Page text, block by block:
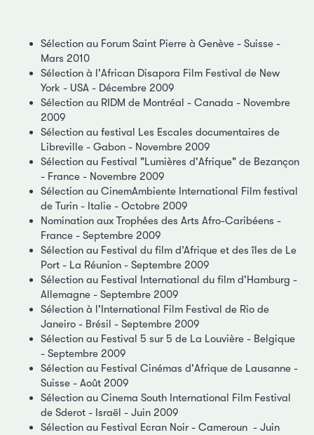
Sélection au Forum Saint Pierre à Genève - Suisse -
Mars 2010
Sélection à l'African Disapora Film Festival de New
York - USA - Décembre 2009
Sélection au RIDM de Montréal - Canada - Novembre
2009
Sélection au festival Les Escales documentaires de
Libreville - Gabon - Novembre 2009
Sélection au Festival "Lumières d'Afrique" de Bezançon
- France - Novembre 2009
Sélection au CinemAmbiente International Film festival
de Turin - Italie - Octobre 2009
Nomination aux Trophées des Arts Afro-Caribéens -
France - Septembre 2009
Sélection au Festival du film d’Afrique et des îles de Le
Port - La Réunion - Septembre 2009
Sélection au Festival International du film d'Hamburg -
Allemagne - Septembre 2009
Sélection à l'International Film Festival de Rio de
Janeiro - Brésil - Septembre 2009
Sélection au Festival 5 sur 5 de La Louvière - Belgique
- Septembre 2009
Sélection au Festival Cinémas d'Afrique de Lausanne -
Suisse - Août 2009
Sélection au Cinema South International Film Festival
de Sderot - Israël - Juin 2009
Sélection au Festival Ecran Noir - Cameroun - Juin